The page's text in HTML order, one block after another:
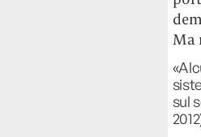
Ma
sul